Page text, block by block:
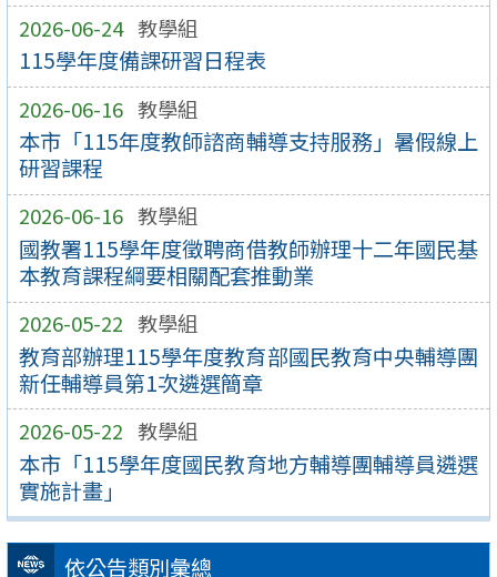
2026-06-24 教學組
115學年度備課研習日程表
2026-06-16 教學組
本市「115年度教師諮商輔導支持服務」暑假線上
研習課程
2026-06-16 教學組
國教署115學年度徵聘商借教師辦理十二年國民基
本教育課程綱要相關配套推動業
2026-05-22 教學組
教育部辦理115學年度教育部國民教育中央輔導團
新任輔導員第1次遴選簡章
2026-05-22 教學組
本市「115學年度國民教育地方輔導團輔導員遴選
實施計畫」
依公告類別彙總